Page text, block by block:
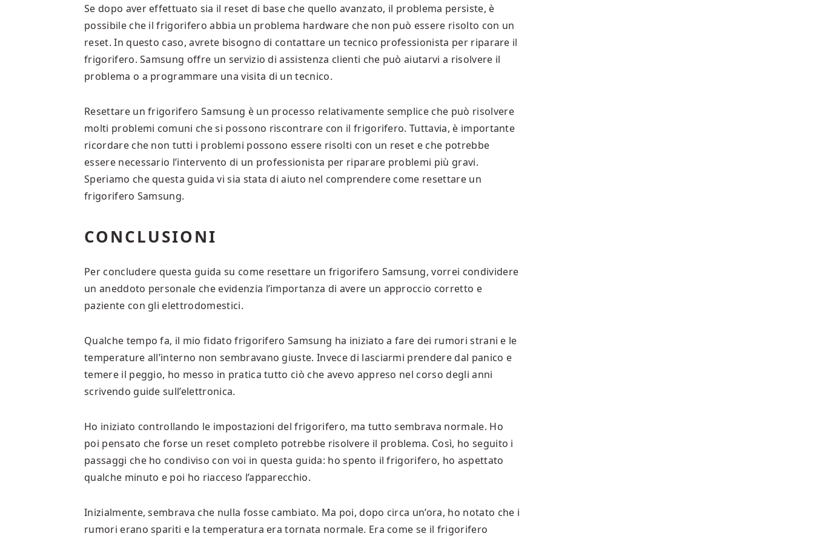
Se dopo aver effettuato sia il reset di base che quello avanzato, il problema persiste, è
possibile che il frigorifero abbia un problema hardware che non può essere risolto con un
reset. In questo caso, avrete bisogno di contattare un tecnico professionista per riparare il
frigorifero. Samsung offre un servizio di assistenza clienti che può aiutarvi a risolvere il
problema o a programmare una visita di un tecnico.
Resettare un frigorifero Samsung è un processo relativamente semplice che può risolvere
molti problemi comuni che si possono riscontrare con il frigorifero. Tuttavia, è importante
ricordare che non tutti i problemi possono essere risolti con un reset e che potrebbe
essere necessario l’intervento di un professionista per riparare problemi più gravi.
Speriamo che questa guida vi sia stata di aiuto nel comprendere come resettare un
frigorifero Samsung.
CONCLUSIONI
Per concludere questa guida su come resettare un frigorifero Samsung, vorrei condividere
un aneddoto personale che evidenzia l’importanza di avere un approccio corretto e
paziente con gli elettrodomestici.
Qualche tempo fa, il mio fidato frigorifero Samsung ha iniziato a fare dei rumori strani e le
temperature all’interno non sembravano giuste. Invece di lasciarmi prendere dal panico e
temere il peggio, ho messo in pratica tutto ciò che avevo appreso nel corso degli anni
scrivendo guide sull’elettronica.
Ho iniziato controllando le impostazioni del frigorifero, ma tutto sembrava normale. Ho
poi pensato che forse un reset completo potrebbe risolvere il problema. Così, ho seguito i
passaggi che ho condiviso con voi in questa guida: ho spento il frigorifero, ho aspettato
qualche minuto e poi ho riacceso l’apparecchio.
Inizialmente, sembrava che nulla fosse cambiato. Ma poi, dopo circa un’ora, ho notato che i
rumori erano spariti e la temperatura era tornata normale. Era come se il frigorifero